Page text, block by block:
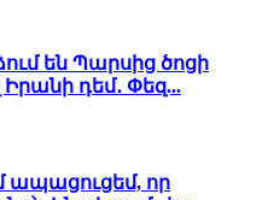
են Պարսից ծոցի
դեմ․ Փեզ...
որ